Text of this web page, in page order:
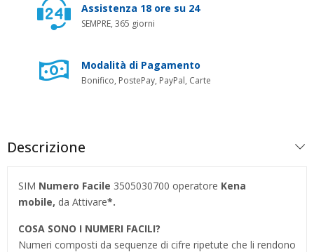
Assistenza 18 ore su 24
SEMPRE, 365 giorni
Modalità di Pagamento
Bonifico, PostePay, PayPal, Carte
Descrizione
SIM Numero Facile 3505030700 operatore Kena
mobile, da Attivare*.
COSA SONO I NUMERI FACILI?
Numeri composti da sequenze di cifre ripetute che li rendono